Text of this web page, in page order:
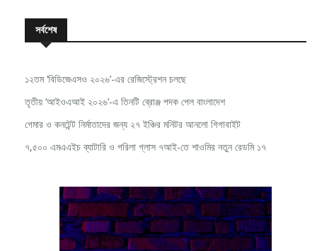
সর্বশেষ
১২তম ‘বিডিজেএসও ২০২৬’-এর রেজিস্ট্রেশন চলছে
তৃতীয় ‘আইওএআই ২০২৬’-এ তিনটি ব্রোঞ্জ পদক পেল বাংলাদেশ
গেমার ও কনটেন্ট নির্মাতাদের জন্য ২৭ ইঞ্চির মনিটর আনলো গিগাবাইট
৭,৫০০ এমএএইচ ব্যাটারি ও গরিলা গ্লাস ৭আই-তে শাওমির নতুন রেডমি ১৭